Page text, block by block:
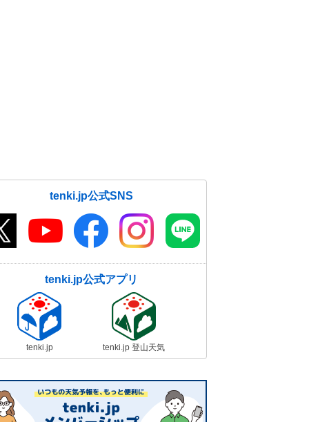
tenki.jp公式SNS
tenki.jp公式アプリ
tenki.jp tenki.jp 登山天気